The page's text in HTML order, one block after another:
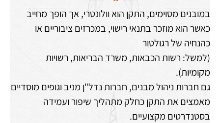
במובנים מסוימים, התקן הוא וולונטרי, אך הופך מחייב
כאשר הוא מוזכר בתנאי רישוי, במכרזים ציבוריים או
כהנחיה של רגולטור
(למשל: רשות הכבאות, משרד הבריאות, רשויות
מקומיות).
גם חברות ניהול מבנים, חברות נדל"ן מניב וגופים מוסדיים
מאמצים את התקן כחלק מתהליך שיפור ועמידה
בסטנדרטים מקצועיים.